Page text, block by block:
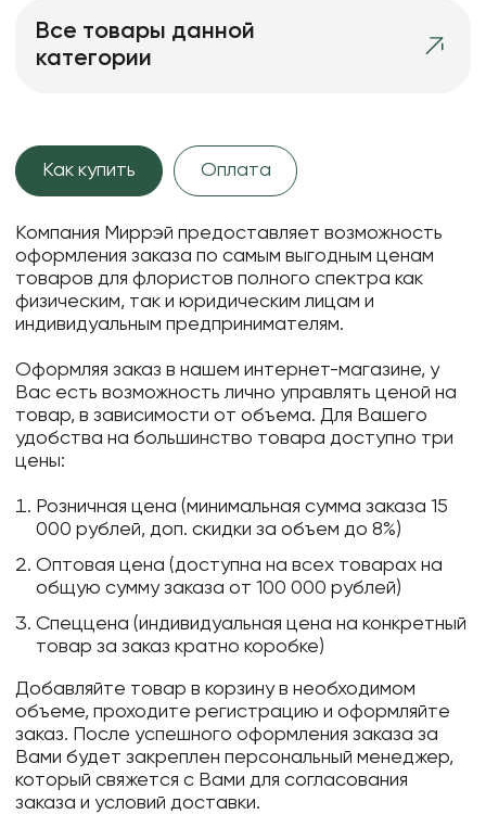
Все товары данной
категории
Как купить Оплата
Компания Миррэй предоставляет возможность
оформления заказа по самым выгодным ценам
товаров для флористов полного спектра как
физическим, так и юридическим лицам и
индивидуальным предпринимателям.
Оформляя заказ в нашем интернет-магазине, у
Вас есть возможность лично управлять ценой на
товар, в зависимости от объема. Для Вашего
удобства на большинство товара доступно три
цены:
Розничная цена (минимальная сумма заказа 15
000 рублей, доп. скидки за объем до 8%)
Оптовая цена (доступна на всех товарах на
общую сумму заказа от 100 000 рублей)
Спеццена (индивидуальная цена на конкретный
товар за заказ кратно коробке)
Добавляйте товар в корзину в необходимом
объеме, проходите регистрацию и оформляйте
заказ. После успешного оформления заказа за
Вами будет закреплен персональный менеджер,
который свяжется с Вами для согласования
заказа и условий доставки.